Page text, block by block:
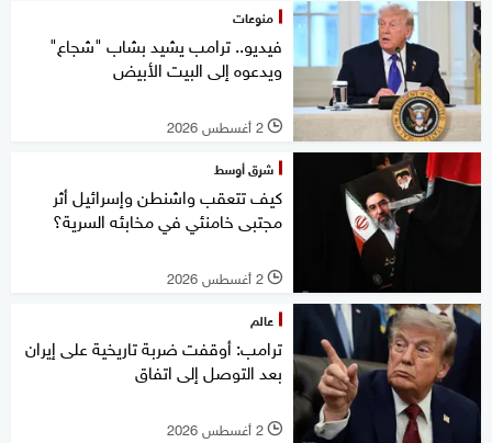
منوعات
فيديو.. ترامب يشيد بشاب "شجاع"
ويدعوه إلى البيت الأبيض
l 2 أغسطس 2026
شرق أوسط
كيف تتعقب واشنطن وإسرائيل أثر
مجتبى خامنئي في مخابئه السرية؟
l 2 أغسطس 2026
عالم
ترامب: أوقفت ضربة تاريخية على إيران
بعد التوصل إلى اتفاق
l 2 أغسطس 2026